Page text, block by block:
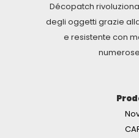
Décopatch
degli oggetti grazie
e resistente con